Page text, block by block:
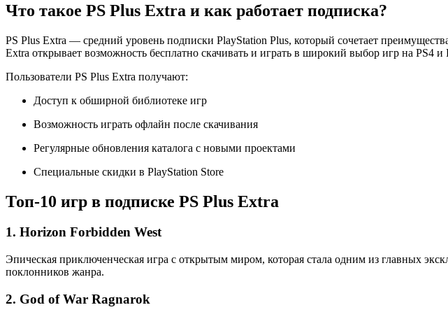
Что такое PS Plus Extra и как работает подписка?
PS Plus Extra — средний уровень подписки PlayStation Plus, который сочетает
Extra открывает возможность бесплатно скачивать и играть в широкий выбор игр на PS4 и
Пользователи PS Plus Extra получают:
Доступ к обширной библиотеке игр
Возможность играть офлайн после скачивания
Регулярные обновления каталога с новыми проектами
Специальные скидки в PlayStation Store
Топ-10 игр в подписке PS Plus Extra
1. Horizon Forbidden West
Эпическая приключенческая игра с открытым миром, которая стала одним из главных
поклонников жанра.
2. God of War Ragnarok